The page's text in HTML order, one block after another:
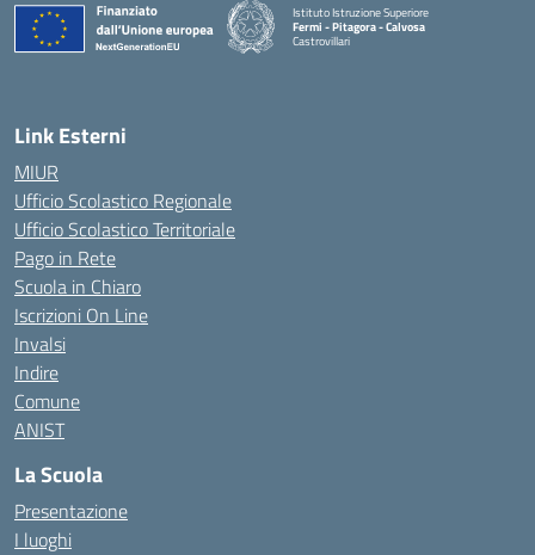
Istituto Istruzione Superiore
Fermi - Pitagora - Calvosa
Castrovillari
Link Esterni
MIUR
Ufficio Scolastico Regionale
Ufficio Scolastico Territoriale
Pago in Rete
Scuola in Chiaro
Iscrizioni On Line
Invalsi
Indire
Comune
ANIST
La Scuola
Presentazione
I luoghi